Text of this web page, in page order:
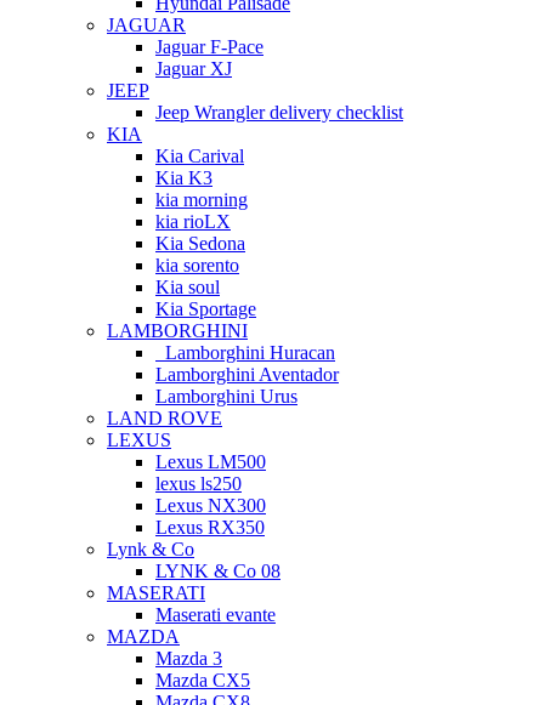
JAGUAR
Jaguar F-Pace
Jaguar XJ
JEEP
Jeep Wrangler delivery checklist
KIA
Kia Carival
Kia K3
kia morning
kia rioLX
Kia Sedona
kia sorento
Kia soul
Kia Sportage
LAMBORGHINI
Lamborghini Huracan
Lamborghini Aventador
Lamborghini Urus
LAND ROVE
LEXUS
Lexus LM500
lexus ls250
Lexus NX300
Lexus RX350
Lynk & Co
LYNK & Co 08
MASERATI
Maserati evante
MAZDA
Mazda 3
Mazda CX5